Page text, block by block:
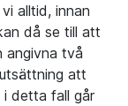
alltid, innan
då se till att
angivna två
att
detta fall går